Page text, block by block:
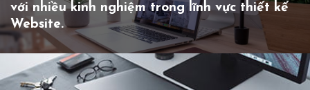
với nhiều kinh nghiệm trong lĩnh vực thiết kế
Website.